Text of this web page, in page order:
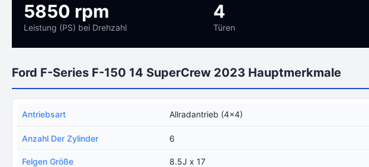
5850 rpm
Leistung (PS) bei Drehzahl
4
Türen
Ford F-Series F-150 14 SuperCrew 2023 Hauptmerkmale
Antriebsart Allradantrieb (4x4)
Anzahl Der Zylinder 6
Felgen Größe 8.5J x 17